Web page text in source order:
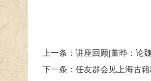
上一条： 讲座回顾|董晔：论
下一条： 任友群会见上海古